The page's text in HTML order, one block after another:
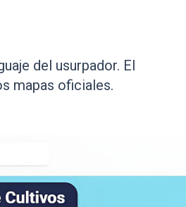
del usurpador. El
mapas oficiales.